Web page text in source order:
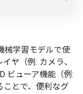
械学習モデルで使
ヤ（例: カメラ、
ビューア機能（例:
ことで、便利なグ